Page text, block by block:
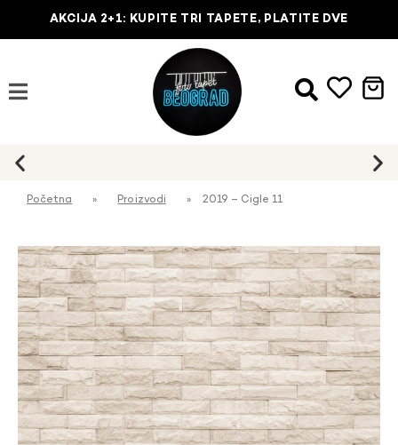
AKCIJA 2+1: KUPITE TRI TAPETE, PLATITE DVE
Početna » Proizvodi » 2019 – Cigle 11